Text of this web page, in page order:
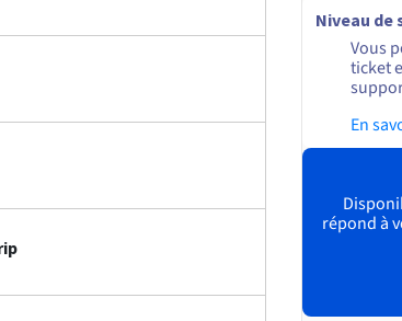
Niveau de
Vous
ticket
En
répond à